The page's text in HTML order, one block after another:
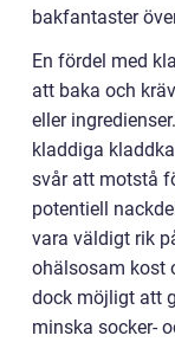
bakfantaster
En fördel med
att baka och
eller
kladdiga
svår att motstå
potentiell
vara väldigt rik
ohälsosam kost
dock möjligt att
minska socker-